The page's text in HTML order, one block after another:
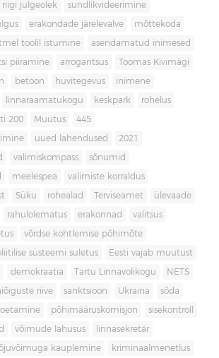
riigi julgeolek sundlikvideerimine
erakondade järelevalve mõttekoda
toolil istumine asendamatud inimesed
piiramine arrogantsus Toomas Kivimägi
betoon huvitegevus inimene
linnaraamatukogu keskpark rohelus
200 Muutus 445
uued lahendused 2021
valimiskompass sõnumid
meelespea valimiste korraldus
Süku rohealad Terviseamet ülevaade
rahulolematus erakonnad valitsus
võrdse kohtlemise põhimõte
süsteemi suletus Eesti vajab muutust
demokraatia Tartu Linnavolikogu NETS
riive sanktsioon Ukraina sõda
põhimääruskomisjon sisekontroll
võimude lahusus linnasekretär
kauplemine kriminaalmenetlus